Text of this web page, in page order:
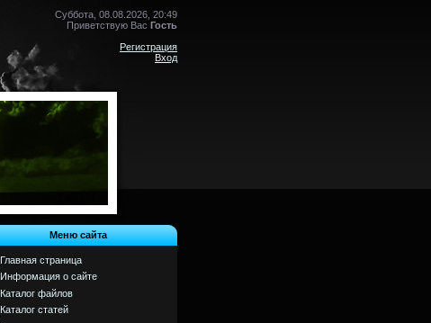
Суббота, 08.08.2026, 20:49
Приветствую Вас Гость
Регистрация
Вход
Меню сайта
Главная страница
Информация о сайте
Каталог файлов
Каталог статей